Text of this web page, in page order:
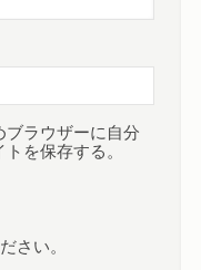
ブラウザーに自分
を保存する。
さい。